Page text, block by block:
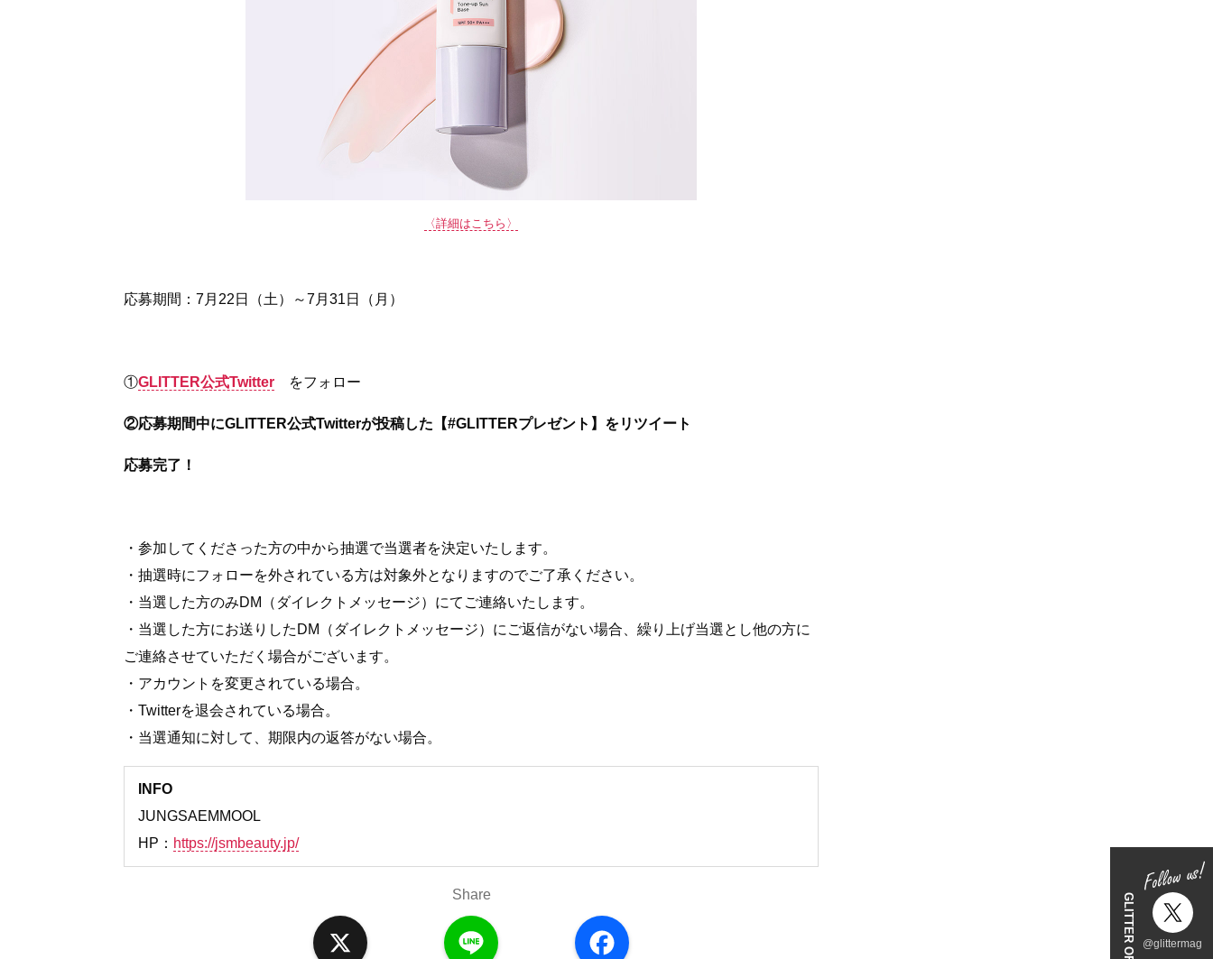
@glittermag
〈詳細はこちら〉
応募期間：7月22日（土）～7月31日（月）
①GLITTER公式Twitter をフォロー
②応募期間中にGLITTER公式Twitterが投稿した【#GLITTERプレゼント】をリツイート
応募完了！
・参加してくださった方の中から抽選で当選者を決定いたします。
・抽選時にフォローを外されている方は対象外となりますのでご了承ください。
・当選した方のみDM（ダイレクトメッセージ）にてご連絡いたします。
・当選した方にお送りしたDM（ダイレクトメッセージ）にご返信がない場合、繰り上げ当選とし他の方に
ご連絡させていただく場合がございます。
・アカウントを変更されている場合。
・Twitterを退会されている場合。
・当選通知に対して、期限内の返答がない場合。
INFO
JUNGSAEMMOOL
HP： https://jsmbeauty.jp/
Share